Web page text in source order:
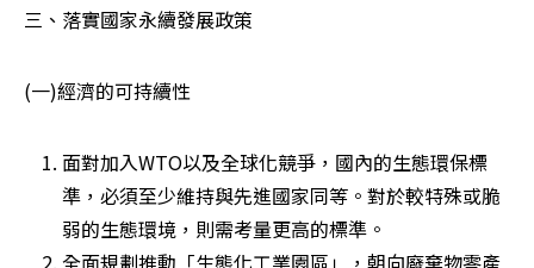
三、落實國家永續發展政策
(一)經濟的可持續性
面對加入WTO以及全球化競爭，國內的生態環保標
準，必須至少維持與先進國家同等。對於較特殊或脆
弱的生態環境，則需考量更高的標準。
全面規劃推動「生態化工業園區」，朝向廢棄物零產